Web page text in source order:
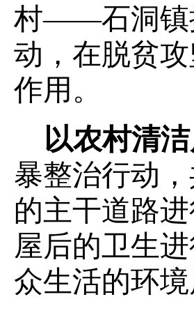
村——石洞
动，在脱贫
作用。
以农村清
暴整治行动
的主干道路
屋后的卫生
众生活的环境